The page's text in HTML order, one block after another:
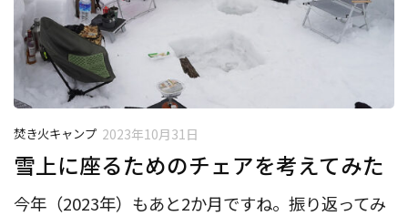
焚き火キャンプ 2023年10月31日
雪上に座るためのチェアを考えてみた
今年（2023年）もあと2か月ですね。振り返ってみ